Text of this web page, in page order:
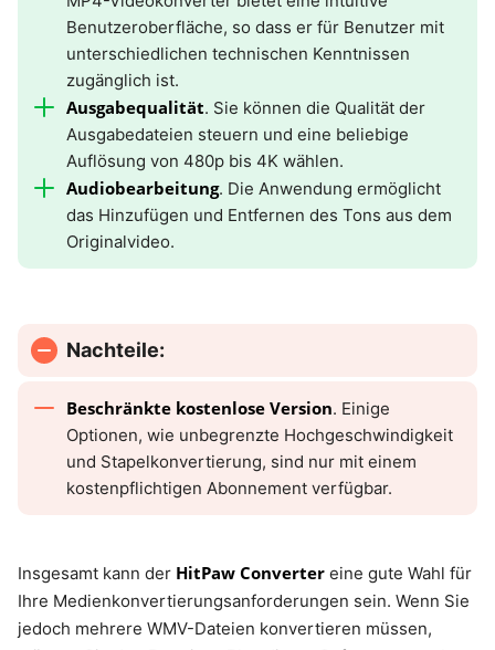
Benutzeroberfläche, so dass er für Benutzer mit
unterschiedlichen technischen Kenntnissen
zugänglich ist.
Ausgabequalität. Sie können die Qualität der
Ausgabedateien steuern und eine beliebige
Auflösung von 480p bis 4K wählen.
Audiobearbeitung. Die Anwendung ermöglicht
das Hinzufügen und Entfernen des Tons aus dem
Originalvideo.
Nachteile:
Beschränkte kostenlose Version. Einige
Optionen, wie unbegrenzte Hochgeschwindigkeit
und Stapelkonvertierung, sind nur mit einem
kostenpflichtigen Abonnement verfügbar.
Insgesamt kann der HitPaw Converter eine gute Wahl für
Ihre Medienkonvertierungsanforderungen sein. Wenn Sie
jedoch mehrere WMV-Dateien konvertieren müssen,